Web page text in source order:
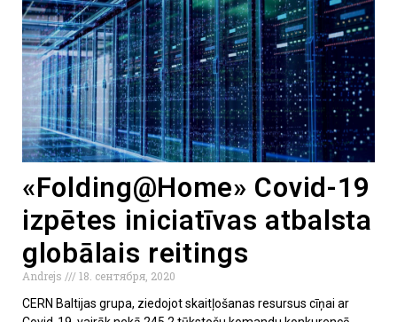
«Folding@Home» Covid-19
izpētes iniciatīvas atbalsta
globālais reitings
Andrejs
18. сентября, 2020
CERN Baltijas grupa, ziedojot skaitļošanas resursus cīņai ar